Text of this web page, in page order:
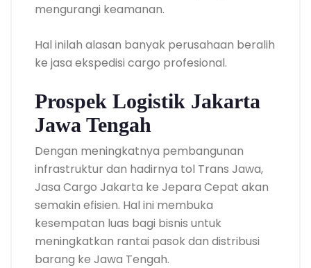
mengurangi keamanan.
Hal inilah alasan banyak perusahaan beralih
ke jasa ekspedisi cargo profesional.
Prospek Logistik Jakarta
Jawa Tengah
Dengan meningkatnya pembangunan
infrastruktur dan hadirnya tol Trans Jawa,
Jasa Cargo Jakarta ke Jepara Cepat akan
semakin efisien. Hal ini membuka
kesempatan luas bagi bisnis untuk
meningkatkan rantai pasok dan distribusi
barang ke Jawa Tengah.